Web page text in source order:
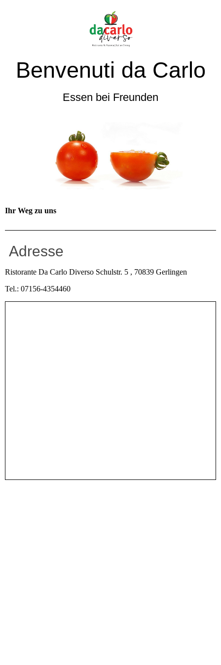
Benvenuti da Carlo
Essen bei Freunden
Ihr Weg zu uns
Adresse
Ristorante Da Carlo Diverso Schulstr. 5 , 70839 Gerlingen
Tel.: 07156-4354460